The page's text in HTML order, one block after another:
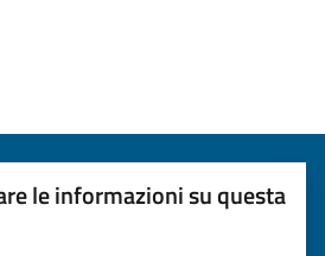
le informazioni su questa